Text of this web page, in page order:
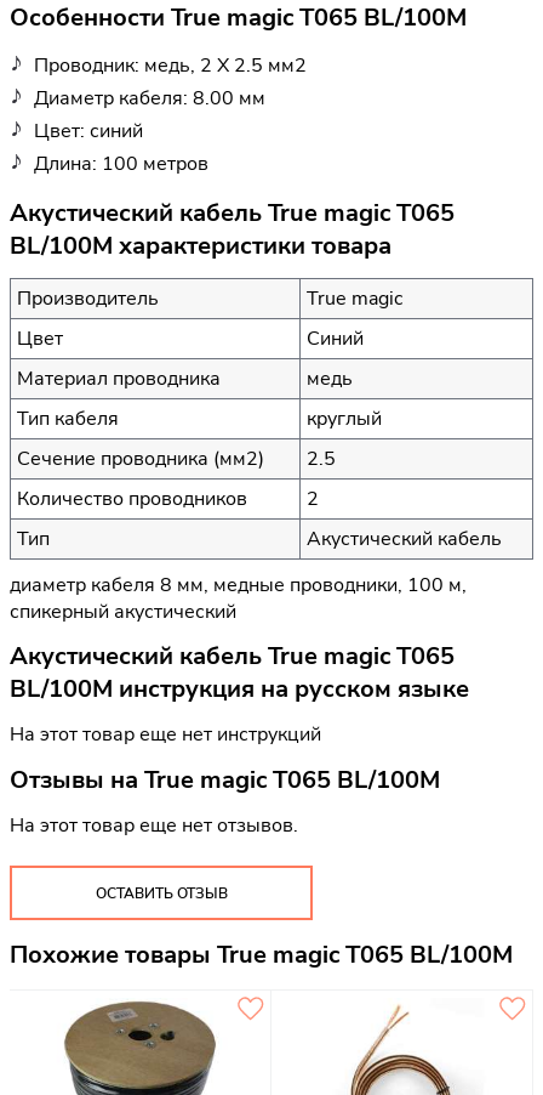
Особенности True magic T065 BL/100M
Проводник: медь, 2 Х 2.5 мм2
Диаметр кабеля: 8.00 мм
Цвет: синий
Длина: 100 метров
Акустический кабель True magic T065
BL/100M характеристики товара
Производитель
True magic
Цвет
Синий
Материал проводника
медь
Тип кабеля
круглый
Сечение проводника (мм2)
2.5
Количество проводников
2
Тип
Акустический кабель
диаметр кабеля 8 мм, медные проводники, 100 м,
спикерный акустический
Акустический кабель True magic T065
BL/100M инструкция на русском языке
На этот товар еще нет инструкций
Отзывы на True magic T065 BL/100M
На этот товар еще нет отзывов.
ОСТАВИТЬ ОТЗЫВ
Похожие товары True magic T065 BL/100M